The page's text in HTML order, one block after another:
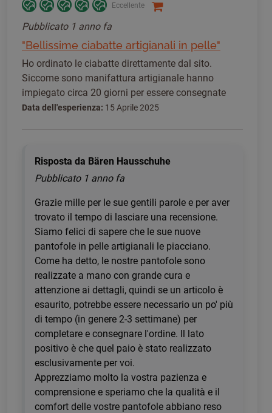
Eccellente
Pubblicato 1 anno fa
"Bellissime ciabatte artigianali in pelle"
Ho ordinato le ciabatte direttamente dal sito.
Siccome sono manifattura artigianale hanno
impiegato circa 20 giorni per essere consegnate
Data dell'esperienza: 15 Aprile 2025
Risposta da Bären Hausschuhe
Pubblicato 1 anno fa
Grazie mille per le sue gentili parole e per aver
trovato il tempo di lasciare una recensione.
Siamo felici di sapere che le sue nuove
pantofole in pelle artigianali le piacciano.
Come ha detto, le nostre pantofole sono
realizzate a mano con grande cura e
attenzione ai dettagli, quindi se un articolo è
esaurito, potrebbe essere necessario un po' più
di tempo (in genere 2-3 settimane) per
completare e consegnare l'ordine. Il lato
positivo è che quel paio è stato realizzato
esclusivamente per voi.
Apprezziamo molto la vostra pazienza e
comprensione e speriamo che la qualità e il
comfort delle vostre pantofole abbiano reso